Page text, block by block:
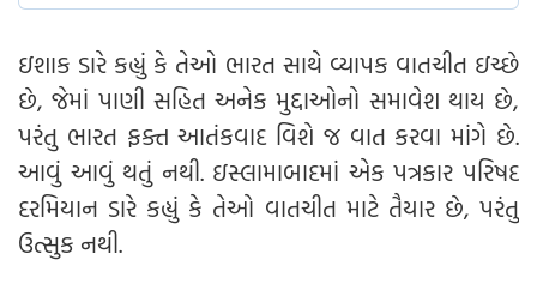
ઇશાક ડારે કહ્યું કે તેઓ ભારત સાથે વ્યાપક વાતચીત ઇચ્છે
છે, જેમાં પાણી સહિત અનેક મુદ્દાઓનો સમાવેશ થાય છે,
પરંતુ ભારત ફક્ત આતંકવાદ વિશે જ વાત કરવા માંગે છે.
આવું આવું થતું નથી. ઇસ્લામાબાદમાં એક પત્રકાર પરિષદ
દરમિયાન ડારે કહ્યું કે તેઓ વાતચીત માટે તૈયાર છે, પરંતુ
ઉત્સુક નથી.